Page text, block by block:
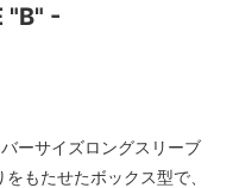
"B" -
ーサイズロングスリーブ
もたせたボックス型で、